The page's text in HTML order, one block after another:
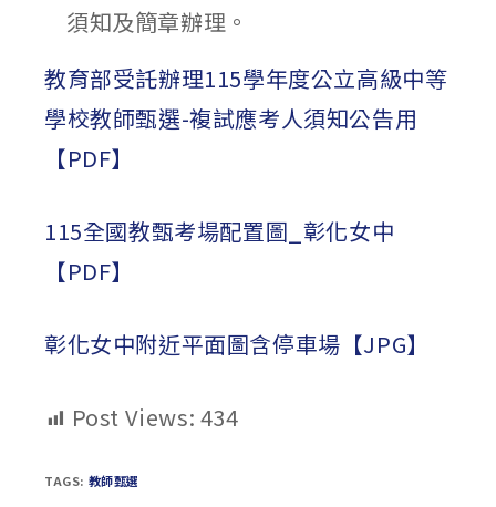
須知及簡章辦理。
教育部受託辦理115學年度公立高級中等
學校教師甄選-複試應考人須知公告用
【PDF】
115全國教甄考場配置圖_彰化女中
【PDF】
彰化女中附近平面圖含停車場【JPG】
Post Views: 434
TAGS: 教師甄選